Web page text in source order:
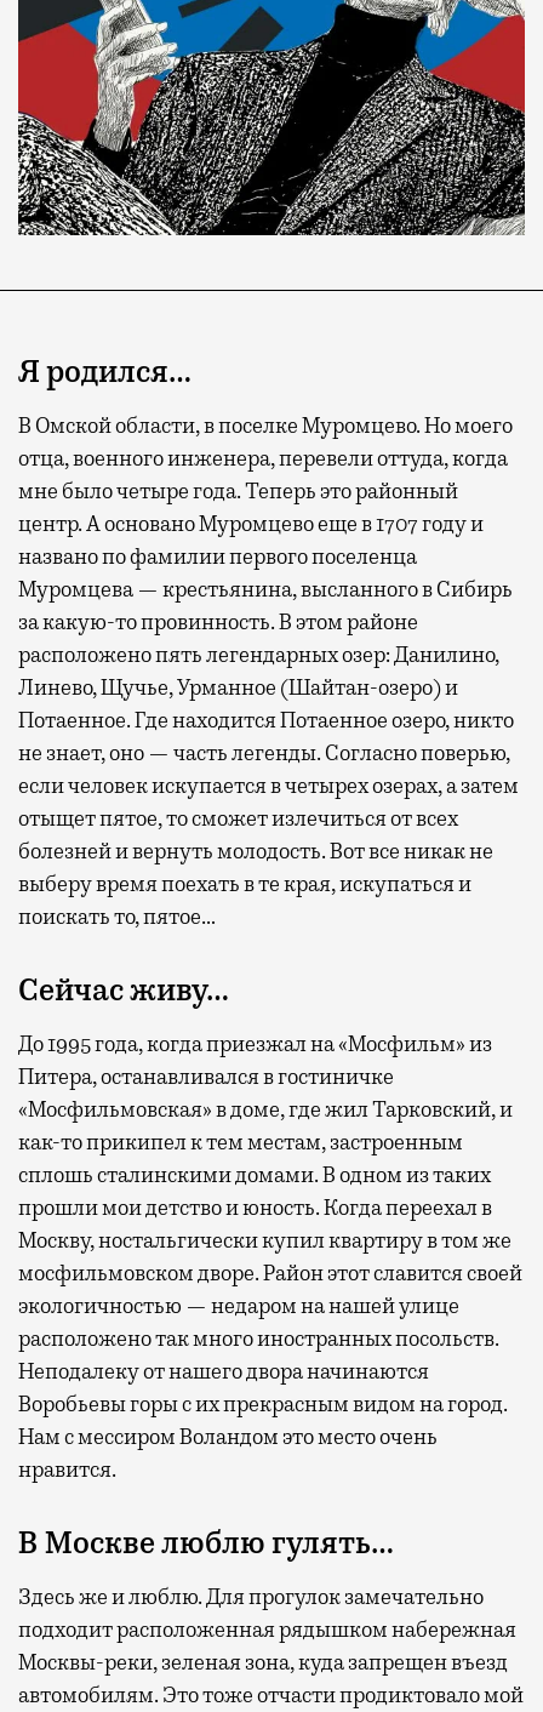
Я родился…
В Омской области, в поселке Муромцево. Но моего
отца, военного инженера, перевели оттуда, когда
мне было четыре года. Теперь это районный
центр. А основано Муромцево еще в 1707 году и
названо по фамилии первого поселенца
Муромцева — крестьянина, высланного в Сибирь
за какую-то провинность. В этом районе
расположено пять легендарных озер: Данилино,
Линево, Щучье, Урманное (Шайтан-озеро) и
Потаенное. Где находится Потаенное озеро, никто
не знает, оно — часть легенды. Согласно поверью,
если человек искупается в четырех озерах, а затем
отыщет пятое, то сможет излечиться от всех
болезней и вернуть молодость. Вот все никак не
выберу время поехать в те края, искупаться и
поискать то, пятое…
Сейчас живу…
До 1995 года, когда приезжал на «Мосфильм» из
Питера, останавливался в гостиничке
«Мосфильмовская» в доме, где жил Тарковский, и
как-то прикипел к тем местам, застроенным
сплошь сталинскими домами. В одном из таких
прошли мои детство и юность. Когда переехал в
Москву, ностальгически купил квартиру в том же
мосфильмовском дворе. Район этот славится своей
экологичностью — недаром на нашей улице
расположено так много иностранных посольств.
Неподалеку от нашего двора начинаются
Воробьевы горы с их прекрасным видом на город.
Нам с мессиром Воландом это место очень
нравится.
В Москве люблю гулять…
Здесь же и люблю. Для прогулок замечательно
подходит расположенная рядышком набережная
Москвы-реки, зеленая зона, куда запрещен въезд
автомобилям. Это тоже отчасти продиктовало мой